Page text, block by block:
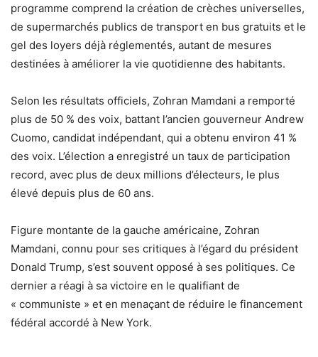
programme comprend la création de crèches universelles,
de supermarchés publics de transport en bus gratuits et le
gel des loyers déjà réglementés, autant de mesures
destinées à améliorer la vie quotidienne des habitants.
Selon les résultats officiels, Zohran Mamdani a remporté
plus de 50 % des voix, battant l’ancien gouverneur Andrew
Cuomo, candidat indépendant, qui a obtenu environ 41 %
des voix. L’élection a enregistré un taux de participation
record, avec plus de deux millions d’électeurs, le plus
élevé depuis plus de 60 ans.
Figure montante de la gauche américaine, Zohran
Mamdani, connu pour ses critiques à l’égard du président
Donald Trump, s’est souvent opposé à ses politiques. Ce
dernier a réagi à sa victoire en le qualifiant de
« communiste » et en menaçant de réduire le financement
fédéral accordé à New York.